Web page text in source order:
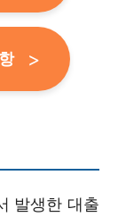
발생한 대출